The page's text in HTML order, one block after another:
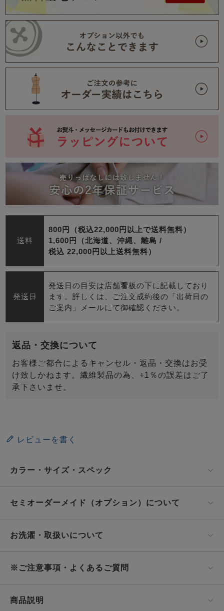
送料
800円（税込22,000円以上で送料無料）
1,600円（北海道、沖縄、離島 /
税込 22,000円以上送料無料）
発送日
発送日の目安は店舗看板の下に記載しており
ます。詳しくは、ご注文成約後の「出荷日の
ご案内」メールにて御確認ください。
返品・交換について
お客様ご都合によるキャンセル・返品・交換はお受
け致しかねます。繊維製品の為、+1％の誤差はご了
承下さいませ。
レビューを書く
カラー・サイズ・スペック
セミオーダーメイド（オプション）について
お洗濯・取扱いについて
※ご注意事項・よくあるご質問
商品説明